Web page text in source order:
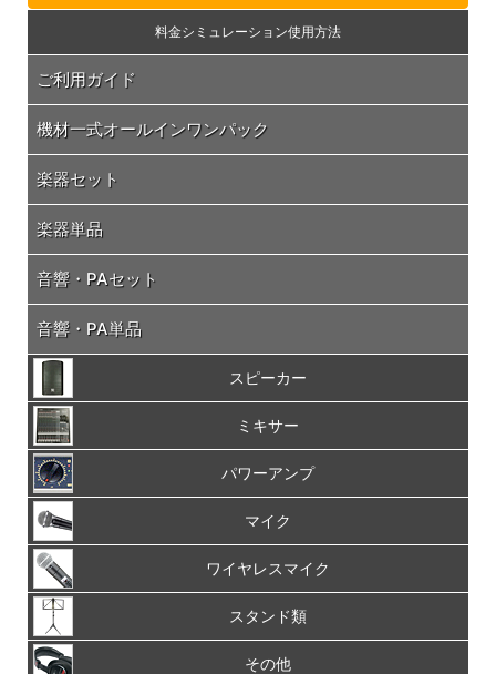
料金シミュレーション使用方法
ご利用ガイド
機材一式オールインワンパック
楽器セット
楽器単品
音響・PAセット
音響・PA単品
スピーカー
ミキサー
パワーアンプ
マイク
ワイヤレスマイク
スタンド類
その他